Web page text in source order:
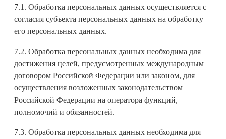
7.1. Обработка персональных данных осуществляется с
согласия субъекта персональных данных на обработку
его персональных данных.
7.2. Обработка персональных данных необходима для
достижения целей, предусмотренных международным
договором Российской Федерации или законом, для
осуществления возложенных законодательством
Российской Федерации на оператора функций,
полномочий и обязанностей.
7.3. Обработка персональных данных необходима для